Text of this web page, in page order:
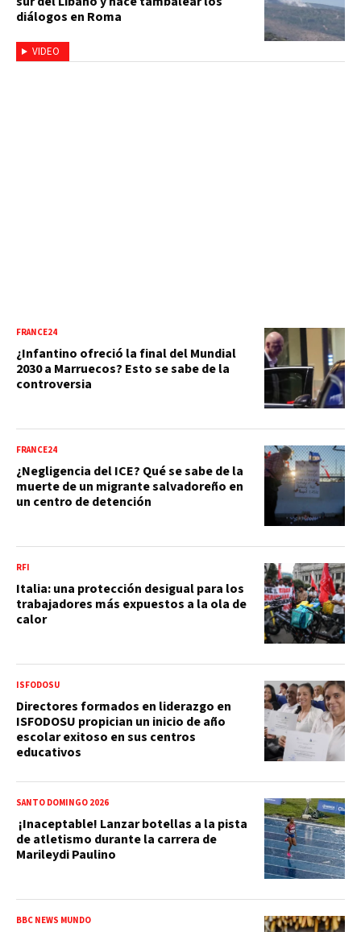
VIDEO
diálogos en Roma
FRANCE24
¿Infantino ofreció la final del Mundial
2030 a Marruecos? Esto se sabe de la
controversia
FRANCE24
¿Negligencia del ICE? Qué se sabe de la
muerte de un migrante salvadoreño en
un centro de detención
RFI
Italia: una protección desigual para los
trabajadores más expuestos a la ola de
calor
ISFODOSU
Directores formados en liderazgo en
ISFODOSU propician un inicio de año
escolar exitoso en sus centros
educativos
SANTO DOMINGO 2026
¡Inaceptable! Lanzar botellas a la pista
de atletismo durante la carrera de
Marileydi Paulino
BBC NEWS MUNDO